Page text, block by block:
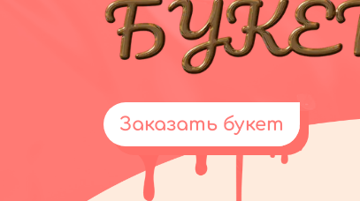
Заказать букет